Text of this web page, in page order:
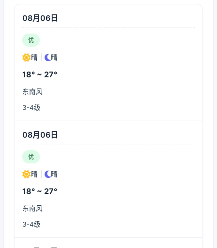
08月06日
优
晴 晴
18° ~ 27°
东南风
3-4级
08月06日
优
晴 晴
18° ~ 27°
东南风
3-4级